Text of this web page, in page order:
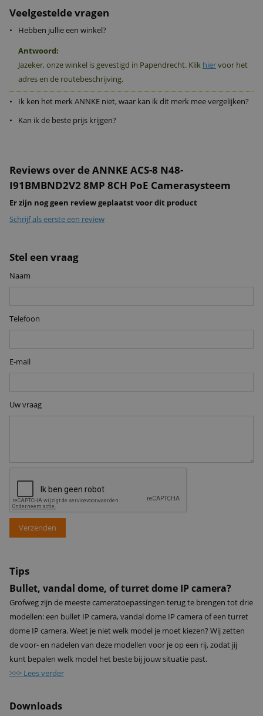
Veelgestelde vragen
•
Hebben jullie een winkel?
Antwoord:
Jazeker, onze winkel is gevestigd in Papendrecht. Klik hiervoor het
adres en de routebeschrijving.
•
Ik ken het merk ANNKE niet, waar kan ik dit merk mee vergelijken?
•
Kan ik de beste prijs krijgen?
Reviews over de ANNKE ACS-8 N48-
I91BMBND2V2 8MP 8CH PoE Camerasysteem
Er zijn nog geen review geplaatst voor dit product
Schrijf als eerste een review
Stel een vraag
Naam
Telefoon
E-mail
Uw vraag
Verzenden
Tips
Bullet, vandal dome, of turret dome IP camera?
Grofweg zijn de meeste cameratoepassingen terug te brengen tot drie
modellen: een bullet IP camera, vandal dome IP camera of een turret
dome IP camera. Weet je niet welk model je moet kiezen? Wij zetten
de voor- en nadelen van deze modellen voor je op een rij, zodat jij
kunt bepalen welk model het beste bij jouw situatie past.
>>> Lees verder
Downloads